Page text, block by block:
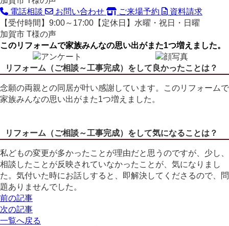
電話相談
お問い合わせ ご来場予約
資料請求
【受付時間】9:00～17:00【定休日】水曜・祝日・日曜
加賀市 T様の声
このリフォームで家族みんなの思い出がまた1つ増えました。
リフォーム（ご相談～工事完成）をして良かったことは？
念願の両親との同居が叶い感謝しています。このリフォームで
家族みんなの思い出がまた1つ増えました。
リフォーム（ご相談～工事完成）をして気になることは ？
私どもの変更が多かったことが理由だと思うのですが、少し、
相談したことが反映されていなかったことが、気になりまし
た。気付いた時にお話しすると、即解決してくださるので、問
題ありませんでした。
前の記事
次の記事
一覧へ戻る